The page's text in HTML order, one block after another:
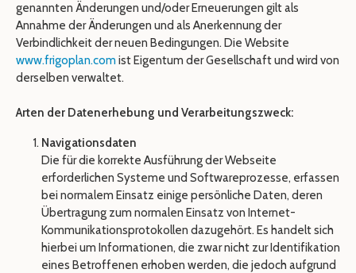
genannten Änderungen und/oder Erneuerungen gilt als
Annahme der Änderungen und als Anerkennung der
Verbindlichkeit der neuen Bedingungen. Die Website
www.frigoplan.comist Eigentum der Gesellschaft und wird von
derselben verwaltet.
Arten der Datenerhebung und Verarbeitungszweck:
Navigationsdaten
Die für die korrekte Ausführung der Webseite
erforderlichen Systeme und Softwareprozesse, erfassen
bei normalem Einsatz einige persönliche Daten, deren
Übertragung zum normalen Einsatz von Internet-
Kommunikationsprotokollen dazugehört. Es handelt sich
hierbei um Informationen, die zwar nicht zur Identifikation
eines Betroffenen erhoben werden, die jedoch aufgrund